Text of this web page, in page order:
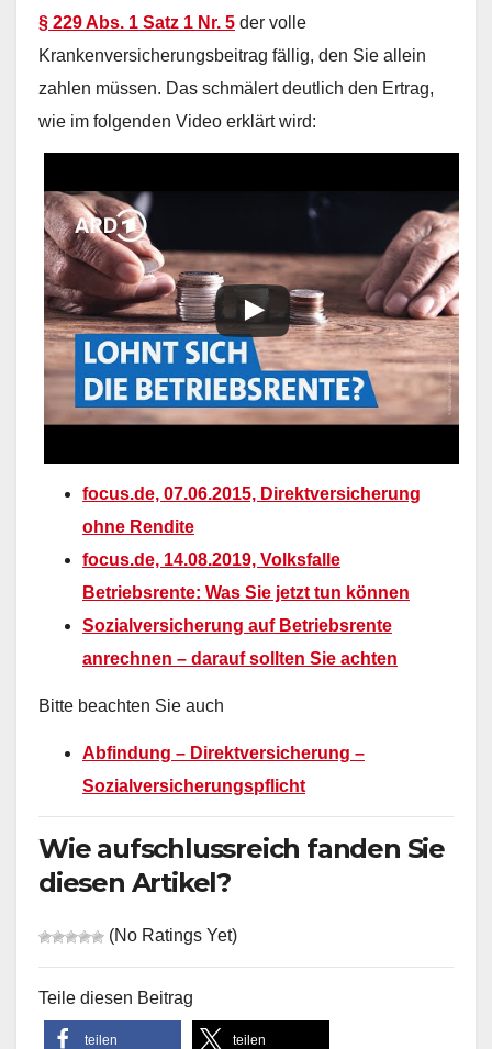
§ 229 Abs. 1 Satz 1 Nr. 5 der volle
Krankenversicherungsbeitrag fällig, den Sie allein
zahlen müssen. Das schmälert deutlich den Ertrag,
wie im folgenden Video erklärt wird:
focus.de, 07.06.2015, Direktversicherung
ohne Rendite
focus.de, 14.08.2019, Volksfalle
Betriebsrente: Was Sie jetzt tun können
Sozialversicherung auf Betriebsrente
anrechnen – darauf sollten Sie achten
Bitte beachten Sie auch
Abfindung – Direktversicherung –
Sozialversicherungspflicht
Wie aufschlussreich fanden Sie
diesen Artikel?
(No Ratings Yet)
Teile diesen Beitrag
teilen teilen